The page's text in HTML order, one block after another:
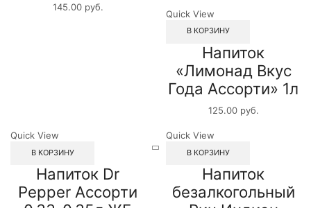
145.00 руб.
Quick View
В КОРЗИНУ
Напиток
«Лимонад Вкус
Года Ассорти» 1л
125.00 руб.
Quick View
В КОРЗИНУ
Напиток Dr
Pepper Ассорти
Quick View
В КОРЗИНУ
Напиток
безалкогольный